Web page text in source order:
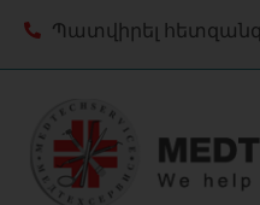
Պատվիրել